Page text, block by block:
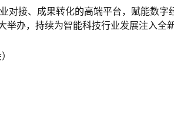
接、成果转化的高端平台，赋能数字
举办，持续为智能科技行业发展注入全